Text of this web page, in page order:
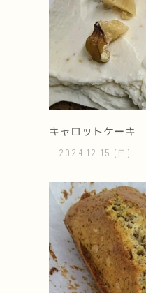
キャロットケーキ
2024 12 15 (日)